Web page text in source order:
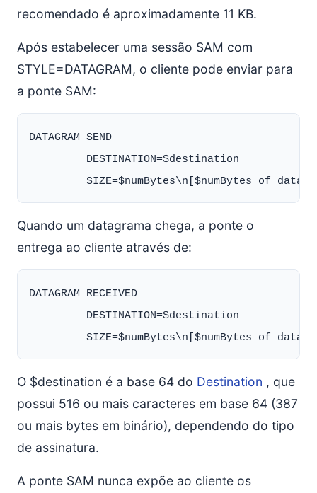
recomendado é aproximadamente 11 KB.
Após estabelecer uma sessão SAM com
STYLE=DATAGRAM, o cliente pode enviar para
a ponte SAM:
DATAGRAM SEND
         DESTINATION=$destination
Quando um datagrama chega, a ponte o
entrega ao cliente através de:
DATAGRAM RECEIVED
         DESTINATION=$destination
O $destination é a base 64 do Destination , que
possui 516 ou mais caracteres em base 64 (387
ou mais bytes em binário), dependendo do tipo
de assinatura.
A ponte SAM nunca expõe ao cliente os